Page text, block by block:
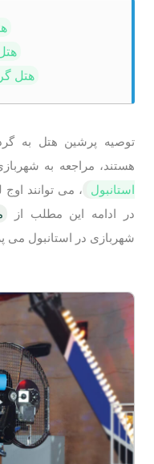
هتل
توصیه پرشین هتل به
هستند، مراجعه به
استانبول
، می توانند اوج
در ادامه این مطلب از
شهربازی در استانبول می